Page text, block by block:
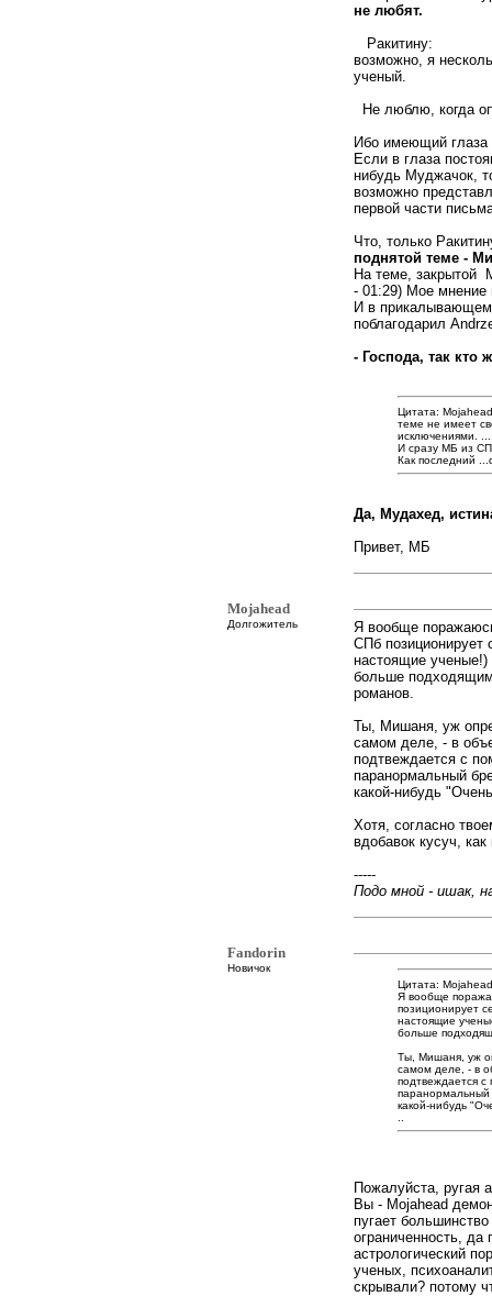
не любят.
Ракитину:
возможно, я
ученый.
Не люблю, когда
Ибо имеющий глаза
Если в глаза
нибудь Муджачок,
возможно
первой части
Что, только
поднятой теме -
На теме, закрытой
- 01:29) Мое мнение
И в
поблагодарил
- Господа, так кто
Цитата:
теме не имеет
исключениями.
И сразу МБ из
Как последний
Да, Мудахед,
Привет, МБ
Mojahead
Долгожитель
Я вообще
СПб позиционирует
настоящие ученые!)
больше
романов.
Ты, Мишаня, уж
самом деле, - в
подтвеждается с
паранормальный
какой-нибудь
Хотя, согласно
вдобавок кусуч,
-----
Подо мной - ишак,
Fandorin
Новичок
Цитата:
Я вообще
позиционирует
настоящие
больше
Ты, Мишаня, уж
самом деле, - в
подтвеждается
какой-нибудь
Пожалуйста, ругая
Вы - Mojahead
пугает
ограниченность,
астрологический
ученых,
скрывали? потому